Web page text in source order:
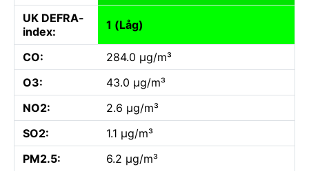
UK DEFRA-
index:
1 (Låg)
CO:
284.0 µg/m³
O3:
43.0 µg/m³
NO2:
2.6 µg/m³
SO2:
1.1 µg/m³
PM2.5:
6.2 µg/m³